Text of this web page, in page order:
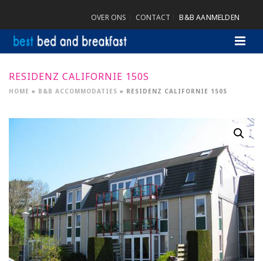
OVER ONS CONTACT B&B AANMELDEN
RESIDENZ CALIFORNIE 150S
HOME » B&B ACCOMMODATIES » RESIDENZ CALIFORNIE 150S